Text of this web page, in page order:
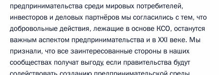
предпринимательства среди мировых потребителей,
инвесторов и деловых партнёров мы согласились с тем, что
добровольные действия, лежащие в основе КСО, останутся
важным аспектом предпринимательства и в XXI веке. Мы
признали, что все заинтересованные стороны в наших
сообществах получат выгоду, если правительства будут